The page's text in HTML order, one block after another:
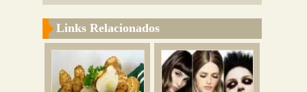
Links Relacionados